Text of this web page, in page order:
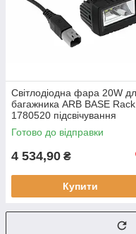
Світлодіодна фара 20W
багажника ARB BASE Rack
1780520 підсвічування
Готово до відправки
4 534,90 ₴
Купити